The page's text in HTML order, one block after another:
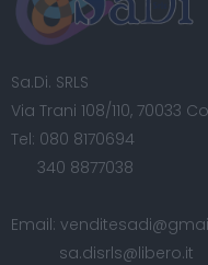
Sa.Di. SRLS
Via Trani 108/110, 70033
Tel: 080 8170694
340 8877038
Email:
sa.disrls@libero.it